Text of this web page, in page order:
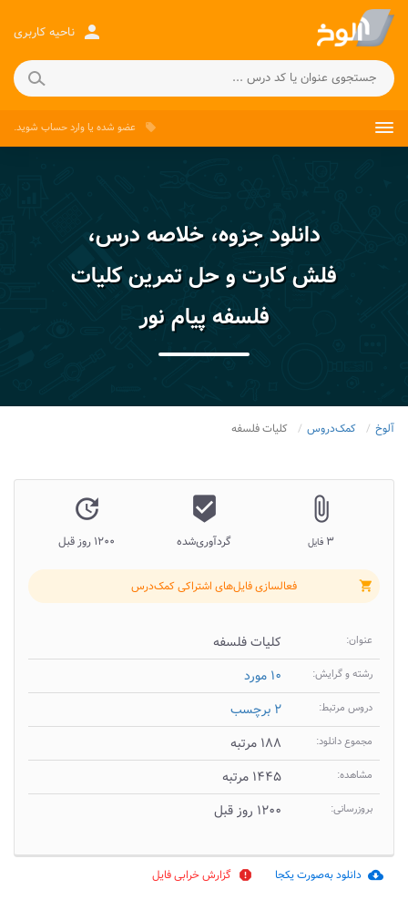
person ناحیه کاربری
local_offer عضو شده یاوارد حساب شوید.
دانلود جزوه، خلاصه درس،
فلش کارت و حل تمرین کلیات
فلسفه پیام نور
آلوخ کمک‌دروس کلیات فلسفه
attach_file
۳ فایل
beenhere
گردآوری‌شده
update
۱۲۰۰ روز قبل
shopping_cart فعالسازی فایل‌های اشتراکی کمک‌درس
عنوان: کلیات فلسفه
رشته و گرایش: ۱۰ مورد
دروس مرتبط: ۲ برچسب
مجموع دانلود: ۱۸۸ مرتبه
مشاهده: ۱۴۴۵ مرتبه
بروزرسانی: ۱۲۰۰ روز قبل
cloud_download دانلود به‌صورت یکجا report گزارش خرابی فایل